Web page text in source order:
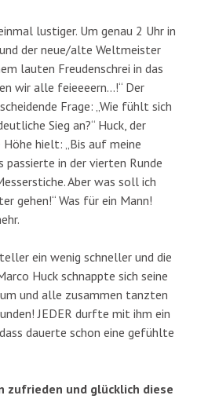
lustiger. Um genau 2 Uhr in
der neue/alte Weltmeister
lauten Freudenschrei in das
wir alle feieeeern…!“ Der
Frage: „Wie fühlt sich
Sieg an?“ Huck, der
hielt: „Bis auf meine
passierte in der vierten Runde
Aber was soll ich
gehen!“ Was für ein Mann!
ein wenig schneller und die
Huck schnappte sich seine
und alle zusammen tanzten
JEDER durfte mit ihm ein
dauerte schon eine gefühlte
zufrieden und glücklich diese